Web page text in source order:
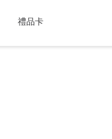
禮品卡